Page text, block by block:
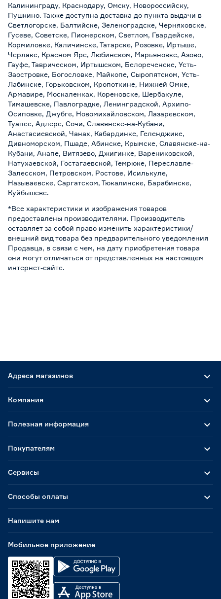
Калининграду, Краснодару, Омску, Новороссийску,
Пушкино. Также доступна доставка до пункта выдачи в
Светлогорске, Балтийске, Зеленоградске, Черняховске,
Гусеве, Советске, Пионерском, Светлом, Гвардейске,
Кормиловке, Каличинске, Татарске, Розовке, Иртыше,
Черлаке, Красном Яре, Любинском, Марьяновке, Азово,
Гауфе, Таврическом, Иртышском, Белореченске, Усть-
Заостровке, Богословке, Майкопе, Сыропятском, Усть-
Лабинске, Горьковском, Кропоткине, Нижней Омке,
Армавире, Москаленках, Кореновске, Шербакуле,
Тимашевске, Павлоградке, Ленинградской, Архипо-
Осиповке, Джубге, Новомихайловском, Лазаревском,
Туапсе, Адлере, Сочи, Славянске-на-Кубани,
Анастасиевской, Чанах, Кабардинке, Геленджике,
Дивноморском, Пшаде, Абинске, Крымске, Славянске-на-
Кубани, Анапе, Витязево, Джигинке, Варениковской,
Натухаевской, Гостагаевской, Темрюке, Переславле-
Залесском, Петровском, Ростове, Исилькуле,
Называевске, Саргатском, Тюкалинске, Барабинске,
Куйбышеве.
*Все характеристики и изображения товаров
предоставлены производителями. Производитель
оставляет за собой право изменить характеристики/
внешний вид товара без предварительного уведомления
Продавца, в связи с чем, на дату приобретения товара
они могут отличаться от представленных на настоящем
интернет-сайте.
Адреса магазинов
Способы оплаты
Мобильное приложение
Компания
Полезная информация
Покупателям
Сервисы
Напишите нам